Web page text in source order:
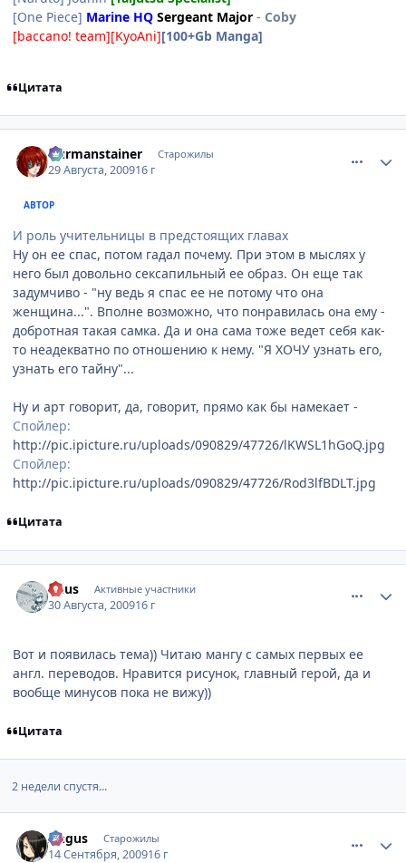
[One Piece] Marine HQ Sergeant Major - Coby
[baccano! team][KyoAni][100+Gb Manga]
Цитата
Durmanstainer Старожилы
29 Августа, 200916 г
АВТОР
И роль учительницы в предстоящих главах
Ну он ее спас, потом гадал почему. При этом в мыслях у
него был довольно сексапильный ее образ. Он еще так
задумчиво - "ну ведь я спас ее не потому что она
женщина...". Вполне возможно, что понравилась она ему -
добротная такая самка. Да и она сама тоже ведет себя как-
то неадекватно по отношению к нему. "Я ХОЧУ узнать его,
узнать его тайну"...
Ну и арт говорит, да, говорит, прямо как бы намекает -
Спойлер:
http://pic.ipicture.ru/uploads/090829/47726/lKWSL1hGoQ.jpg
Спойлер:
http://pic.ipicture.ru/uploads/090829/47726/Rod3lfBDLT.jpg
Цитата
Deus Активные участники
30 Августа, 200916 г
Вот и появилась тема)) Читаю мангу с самых первых ее
англ. переводов. Нравится рисунок, главный герой, да и
вообще минусов пока не вижу))
Цитата
2 недели спустя...
Angus Старожилы
14 Сентября, 200916 г